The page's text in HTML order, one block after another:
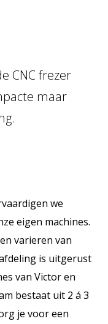
NL
CNC frezer
maar
we
eigen machines.
varieren van
is uitgerust
van Victor en
bestaat uit 2 á 3
je voor een